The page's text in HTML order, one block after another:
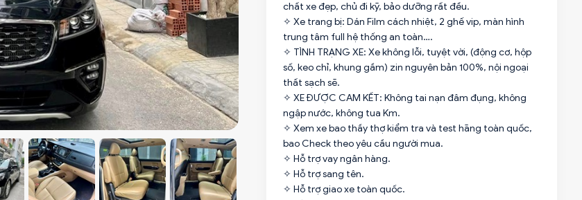
chất xe đẹp, chủ đi kỹ, bảo dưỡng rất đều.
✧ Xe trang bị: Dán Film cách nhiệt, 2 ghế vip, màn hình
trung tâm full hệ thống an toàn….
✧ TÌNH TRẠNG XE: Xe không lỗi, tuyệt vời, (động cơ, hộp
số, keo chỉ, khung gầm) zin nguyên bản 100%, nội ngoại
thất sạch sẽ.
✧ XE ĐƯỢC CAM KẾT: Không tai nạn đâm đụng, không
ngập nước, không tua Km.
✧ Xem xe bao thầy thợ kiểm tra và test hãng toàn quốc,
bao Check theo yêu cầu người mua.
✧ Hỗ trợ vay ngân hàng.
✧ Hỗ trợ sang tên.
✧ Hỗ trợ giao xe toàn quốc.